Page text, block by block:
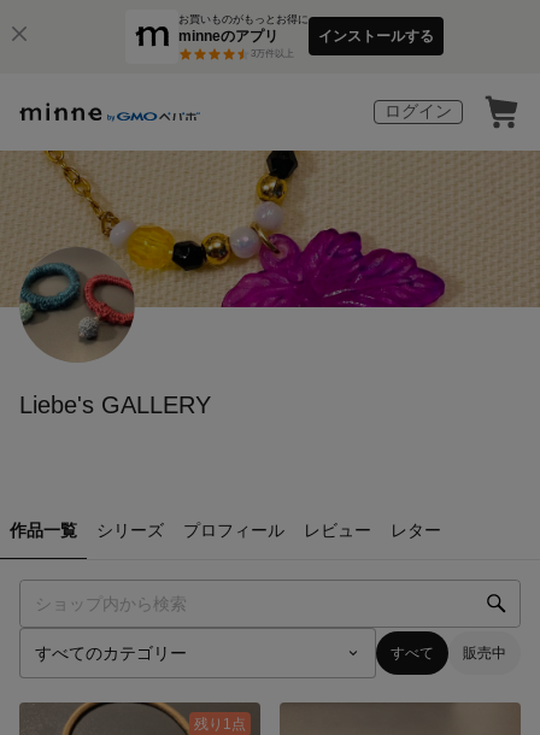
お買いものがもっとお得に
minneのアプリ
3万件以上
インストールする
ログイン
Liebe's GALLERY
作品一覧 シリーズ プロフィール レビュー レター
すべて 販売中
残り1点